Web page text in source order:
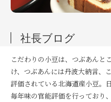
社長ブログ
こだわりの小豆は、つぶあんと
け、つぶあんには丹波大納言、
評価されている北海道産小豆。
毎年味の官能評価を行っており